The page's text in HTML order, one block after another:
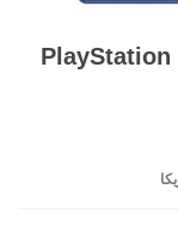
پلی استیشن پلاس یک ماهه آمریکا PlayStation